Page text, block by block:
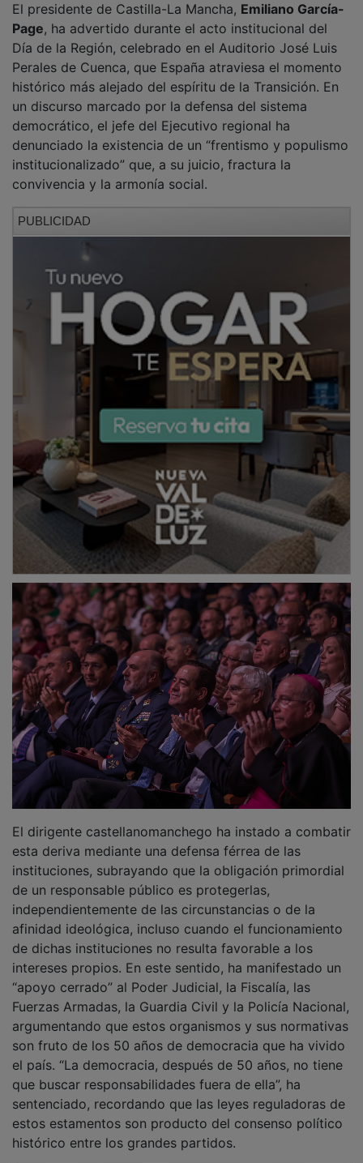
Page, ha advertido durante el acto institucional del
Día de la Región, celebrado en el Auditorio José Luis
Perales de Cuenca, que España atraviesa el momento
histórico más alejado del espíritu de la Transición. En
un discurso marcado por la defensa del sistema
democrático, el jefe del Ejecutivo regional ha
denunciado la existencia de un “frentismo y populismo
institucionalizado” que, a su juicio, fractura la
convivencia y la armonía social.
El dirigente castellanomanchego ha instado a combatir
esta deriva mediante una defensa férrea de las
instituciones, subrayando que la obligación primordial
de un responsable público es protegerlas,
independientemente de las circunstancias o de la
afinidad ideológica, incluso cuando el funcionamiento
de dichas instituciones no resulta favorable a los
intereses propios. En este sentido, ha manifestado un
“apoyo cerrado” al Poder Judicial, la Fiscalía, las
Fuerzas Armadas, la Guardia Civil y la Policía Nacional,
argumentando que estos organismos y sus normativas
son fruto de los 50 años de democracia que ha vivido
el país. “La democracia, después de 50 años, no tiene
que buscar responsabilidades fuera de ella”, ha
sentenciado, recordando que las leyes reguladoras de
estos estamentos son producto del consenso político
histórico entre los grandes partidos.
PUBLICIDAD